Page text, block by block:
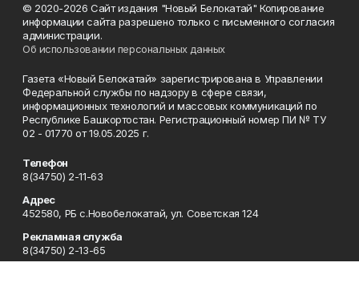
© 2020-2026 Сайт издания "Новый Белокатай" Копирование
информации сайта разрешено только с письменного согласия
администрации.
Об использовании персональных данных
Газета «Новый Белокатай» зарегистрирована в Управлении
Федеральной службы по надзору в сфере связи,
информационных технологий и массовых коммуникаций по
Республике Башкортостан. Регистрационный номер ПИ № ТУ
02 - 01770 от 19.05.2025 г.
Телефон
8(34750) 2-11-63
Адрес
452580, РБ с.Новобелокатай, ул. Советская 124
Рекламная служба
8(34750) 2-13-65